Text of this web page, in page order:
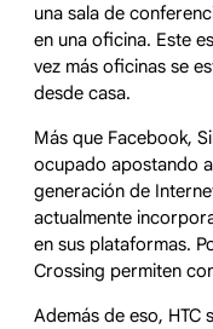
una sala de
en una oficina. Este
vez más oficinas se
desde casa.
Más que Facebook,
ocupado apostando
generación de
actualmente
en sus plataformas.
Crossing permiten
Además de eso, HTC